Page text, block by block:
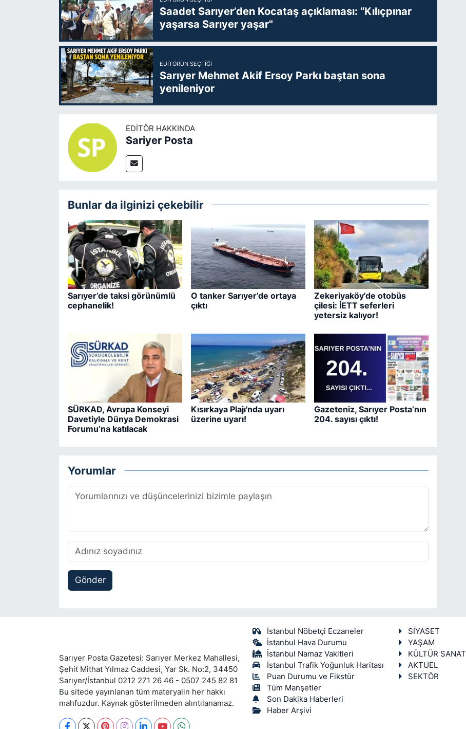
Saadet Sarıyer’den Kocataş açıklaması: “Kılıçpınar
yaşarsa Sarıyer yaşar"
EDITÖRÜN SEÇTIĞI
Sarıyer Mehmet Akif Ersoy Parkı baştan sona
yenileniyor
EDITÖR HAKKINDA
Sariyer Posta
Bunlar da ilginizi çekebilir
Sarıyer’de taksi görünümlü
cephanelik!
O tanker Sarıyer’de ortaya
çıktı
Zekeriyaköy'de otobüs
çilesi: İETT seferleri
yetersiz kalıyor!
SÜRKAD, Avrupa Konseyi
Davetiyle Dünya Demokrasi
Forumu’na katılacak
Kısırkaya Plajı'nda uyarı
üzerine uyarı!
Gazeteniz, Sarıyer Posta’nın
204. sayısı çıktı!
Yorumlar
Gönder
Sarıyer Posta Gazetesi: Sarıyer Merkez Mahallesi,
Şehit Mithat Yılmaz Caddesi, Yar Sk. No:2, 34450
Sarıyer/İstanbul 0212 271 26 46 - 0507 245 82 81
Bu sitede yayınlanan tüm materyalin her hakkı
mahfuzdur. Kaynak gösterilmeden alıntılanamaz.
İstanbul Nöbetçi Eczaneler
İstanbul Hava Durumu
İstanbul Namaz Vakitleri
İstanbul Trafik Yoğunluk Haritası
Puan Durumu ve Fikstür
Tüm Manşetler
Son Dakika Haberleri
Haber Arşivi
SİYASET
YAŞAM
KÜLTÜR SANAT
AKTUEL
SEKTÖR